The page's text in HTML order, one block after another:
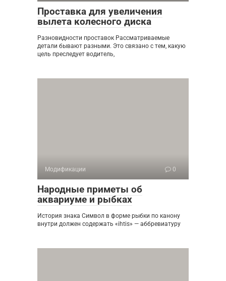
Проставка для увеличения
вылета колесного диска
Разновидности проставок Рассматриваемые
детали бывают разными. Это связано с тем, какую
цель преследует водитель,
Модификации 0
Народные приметы об
аквариуме и рыбках
История знака Символ в форме рыбки по канону
внутри должен содержать «ihtis» — аббревиатуру